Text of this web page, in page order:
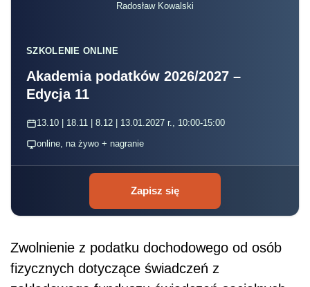
Radosław Kowalski
SZKOLENIE ONLINE
Akademia podatków 2026/2027 –
Edycja 11
13.10 | 18.11 | 8.12 | 13.01.2027 r., 10:00-15:00
online, na żywo + nagranie
Zapisz się
Zwolnienie z podatku dochodowego od osób
fizycznych dotyczące świadczeń z